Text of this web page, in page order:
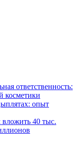
ответственность:
косметики
опыт
вложить 40 тыс.